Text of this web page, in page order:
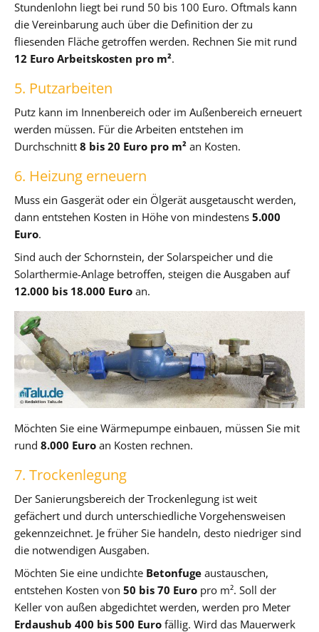
Stundenlohn liegt bei rund 50 bis 100 Euro. Oftmals kann
die Vereinbarung auch über die Definition der zu
fliesenden Fläche getroffen werden. Rechnen Sie mit rund
12 Euro Arbeitskosten pro m².
5. Putzarbeiten
Putz kann im Innenbereich oder im Außenbereich erneuert
werden müssen. Für die Arbeiten entstehen im
Durchschnitt 8 bis 20 Euro pro m² an Kosten.
6. Heizung erneuern
Muss ein Gasgerät oder ein Ölgerät ausgetauscht werden,
dann entstehen Kosten in Höhe von mindestens 5.000
Euro.
Sind auch der Schornstein, der Solarspeicher und die
Solarthermie-Anlage betroffen, steigen die Ausgaben auf
12.000 bis 18.000 Euro an.
Möchten Sie eine Wärmepumpe einbauen, müssen Sie mit
rund 8.000 Euro an Kosten rechnen.
7. Trockenlegung
Der Sanierungsbereich der Trockenlegung ist weit
gefächert und durch unterschiedliche Vorgehensweisen
gekennzeichnet. Je früher Sie handeln, desto niedriger sind
die notwendigen Ausgaben.
Möchten Sie eine undichte Betonfuge austauschen,
entstehen Kosten von 50 bis 70 Euro pro m². Soll der
Keller von außen abgedichtet werden, werden pro Meter
Erdaushub 400 bis 500 Euro fällig. Wird das Mauerwerk